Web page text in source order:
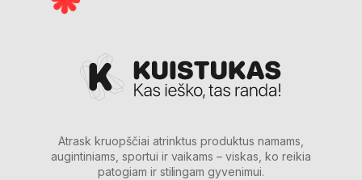
Atrask kruopščiai atrinktus produktus namams,
augintiniams, sportui ir vaikams – viskas, ko reikia
patogiam ir stilingam gyvenimui.